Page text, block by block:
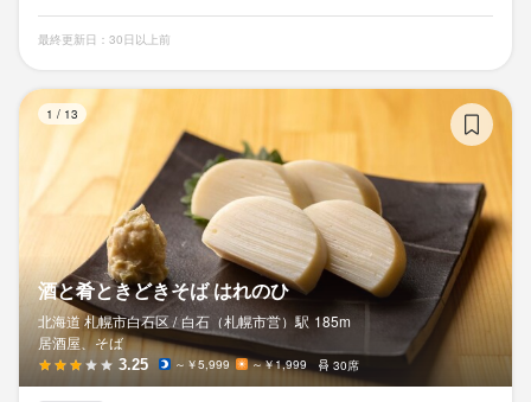
最終更新日：30日以上前
1 / 13
酒と肴ときどきそば はれのひ
北海道 札幌市白石区 / 白石（札幌市営）駅 185m
居酒屋、そば
3.25 ～￥5,999 ～￥1,999 30席